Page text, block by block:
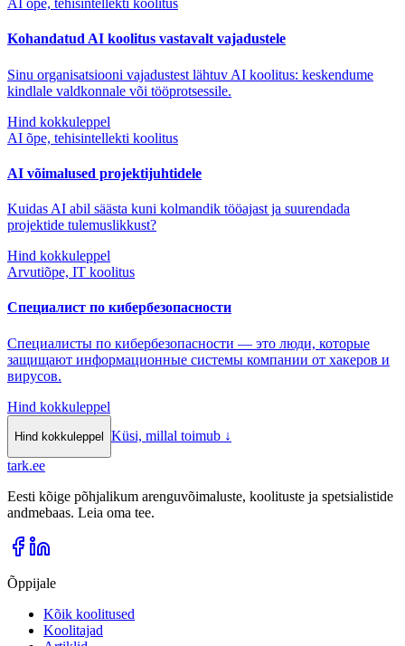
AI õpe, tehisintellekti koolitus
Kohandatud AI koolitus vastavalt vajadustele
Sinu organisatsiooni vajadustest lähtuv AI koolitus: keskendume
kindlale valdkonnale või tööprotsessile.
Hind kokkuleppel
AI õpe, tehisintellekti koolitus
AI võimalused projektijuhtidele
Kuidas AI abil säästa kuni kolmandik tööajast ja suurendada
projektide tulemuslikkust?
Hind kokkuleppel
Arvutiõpe, IT koolitus
Специалист по кибербезопасности
Специалисты по кибербезопасности — это люди, которые
защищают информационные системы компании от хакеров и
вирусов.
Hind kokkuleppel
Hind kokkuleppel Küsi, millal toimub ↓
tark.ee
Eesti kõige põhjalikum arenguvõimaluste, koolituste ja spetsialistide
andmebaas. Leia oma tee.
Õppijale
Kõik koolitused
Koolitajad